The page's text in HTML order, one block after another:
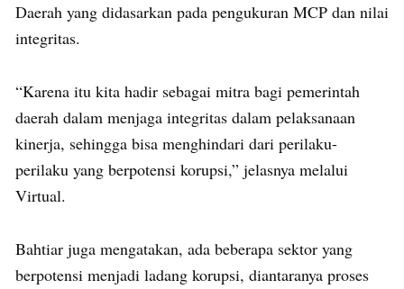
Daerah yang didasarkan pada pengukuran MCP dan nilai
integritas.
“Karena itu kita hadir sebagai mitra bagi pemerintah
daerah dalam menjaga integritas dalam pelaksanaan
kinerja, sehingga bisa menghindari dari perilaku-
perilaku yang berpotensi korupsi,” jelasnya melalui
Virtual.
Bahtiar juga mengatakan, ada beberapa sektor yang
berpotensi menjadi ladang korupsi, diantaranya proses